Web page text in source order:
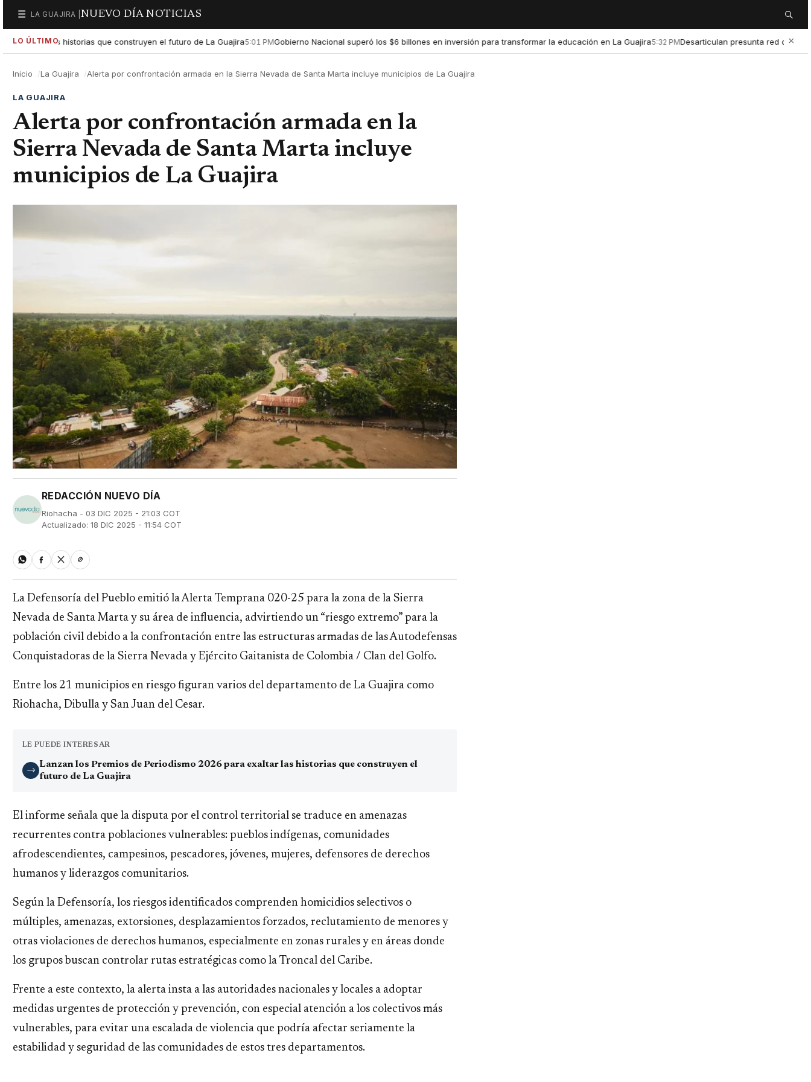
☰
Secciones
LA GUAJIRA | NUEVO DÍA NOTICIAS Buscar
LO ÚLTIMO
las historias que construyen el futuro de La Guajira5:01 PMGobierno Nacional superó los $6 billones en inversión para transformar la educación en La Guajira5:32 PMDesarticulan presunta red de ×
Inicio La Guajira Alerta por confrontación armada en la Sierra Nevada de Santa Marta incluye municipios de La Guajira
LA GUAJIRA
Alerta por confrontación armada en la
Sierra Nevada de Santa Marta incluye
municipios de La Guajira
REDACCIÓN NUEVO DÍA
Riohacha - 03 DIC 2025 - 21:03 COT
Actualizado: 18 DIC 2025 - 11:54 COT
La Defensoría del Pueblo emitió la Alerta Temprana 020-25 para la zona de la Sierra
Nevada de Santa Marta y su área de influencia, advirtiendo un “riesgo extremo” para la
población civil debido a la confrontación entre las estructuras armadas de las Autodefensas
Conquistadoras de la Sierra Nevada y Ejército Gaitanista de Colombia / Clan del Golfo.
Entre los 21 municipios en riesgo figuran varios del departamento de La Guajira como
Riohacha, Dibulla y San Juan del Cesar.
LE PUEDE INTERESAR
→
Lanzan los Premios de Periodismo 2026 para exaltar las historias que construyen el
futuro de La Guajira
El informe señala que la disputa por el control territorial se traduce en amenazas
recurrentes contra poblaciones vulnerables: pueblos indígenas, comunidades
afrodescendientes, campesinos, pescadores, jóvenes, mujeres, defensores de derechos
humanos y liderazgos comunitarios.
Según la Defensoría, los riesgos identificados comprenden homicidios selectivos o
múltiples, amenazas, extorsiones, desplazamientos forzados, reclutamiento de menores y
otras violaciones de derechos humanos, especialmente en zonas rurales y en áreas donde
los grupos buscan controlar rutas estratégicas como la Troncal del Caribe.
Frente a este contexto, la alerta insta a las autoridades nacionales y locales a adoptar
medidas urgentes de protección y prevención, con especial atención a los colectivos más
vulnerables, para evitar una escalada de violencia que podría afectar seriamente la
estabilidad y seguridad de las comunidades de estos tres departamentos.